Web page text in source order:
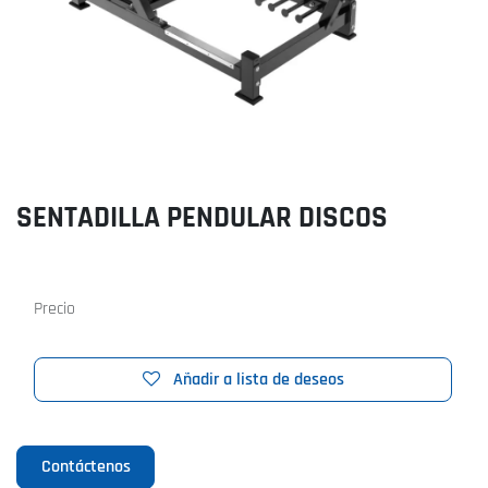
SENTADILLA PENDULAR DISCOS
Añadir a lista de deseos
Precio
Contáctenos